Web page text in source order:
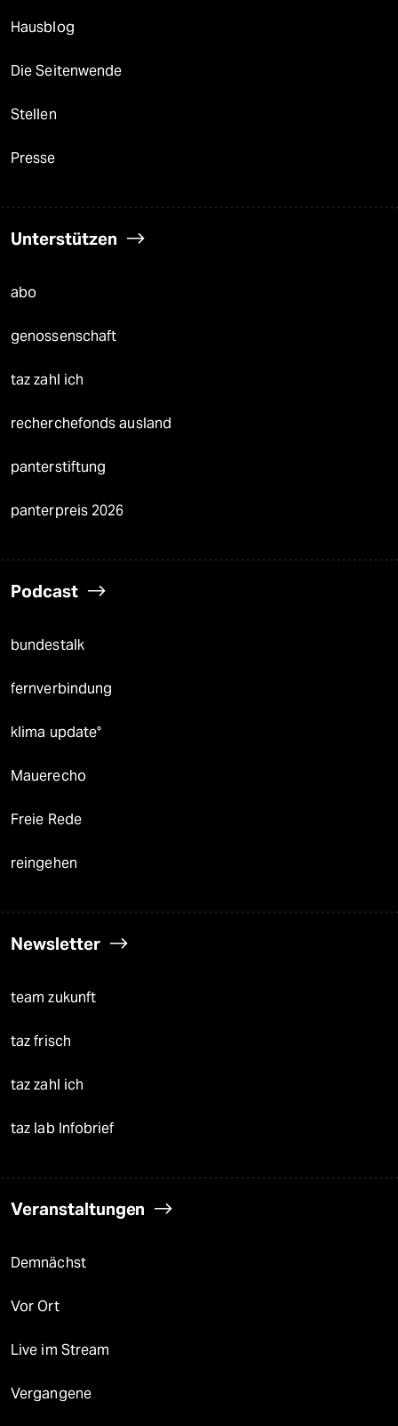
Hausblog
Die Seitenwende
Stellen
Presse
Unterstützen
abo
genossenschaft
taz zahl ich
recherchefonds ausland
panterstiftung
panterpreis 2026
Podcast
bundestalk
fernverbindung
klima update°
Mauerecho
Freie Rede
reingehen
Newsletter
team zukunft
taz frisch
taz zahl ich
taz lab Infobrief
Veranstaltungen
Demnächst
Vor Ort
Live im Stream
Vergangene